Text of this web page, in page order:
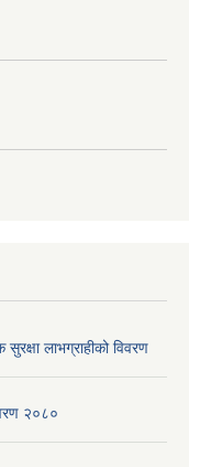
लाभग्राहीको विवरण
२०८०